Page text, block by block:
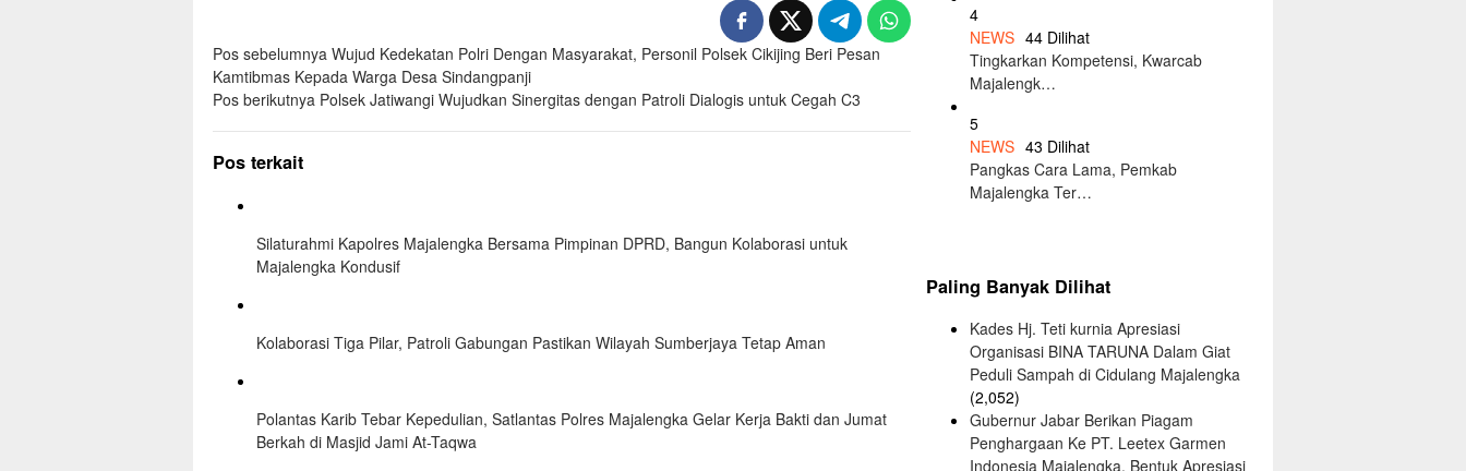
Navigasi
pos
Pos sebelumnya Wujud Kedekatan Polri Dengan Masyarakat, Personil Polsek Cikijing Beri Pesan
Kamtibmas Kepada Warga Desa Sindangpanji
Pos berikutnya Polsek Jatiwangi Wujudkan Sinergitas dengan Patroli Dialogis untuk Cegah C3
Pos terkait
Silaturahmi Kapolres Majalengka Bersama Pimpinan DPRD, Bangun Kolaborasi untuk
Majalengka Kondusif
Kolaborasi Tiga Pilar, Patroli Gabungan Pastikan Wilayah Sumberjaya Tetap Aman
Polantas Karib Tebar Kepedulian, Satlantas Polres Majalengka Gelar Kerja Bakti dan Jumat
Berkah di Masjid Jami At-Taqwa
4
NEWS 44 Dilihat
Tingkarkan Kompetensi, Kwarcab
Majalengk…
5
NEWS 43 Dilihat
Pangkas Cara Lama, Pemkab
Majalengka Ter…
Paling Banyak Dilihat
Kades Hj. Teti kurnia Apresiasi
Organisasi BINA TARUNA Dalam Giat
Peduli Sampah di Cidulang Majalengka
(2,052)
Gubernur Jabar Berikan Piagam
Penghargaan Ke PT. Leetex Garmen
Indonesia Majalengka, Bentuk Apresiasi